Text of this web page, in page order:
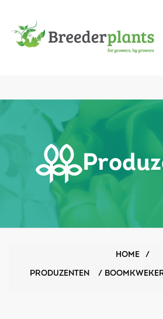
HOME /
PRODUZENTEN /